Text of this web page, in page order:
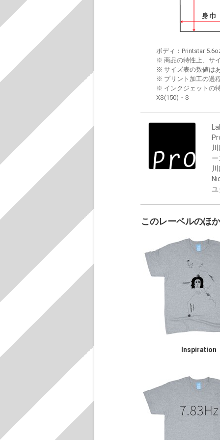
ボディ：Printstar
※ 商品の特性上、サ
※ サイズ表の数値は
※ プリント加工の過
※ インクジェットの
XS(150)・S
このレーベルのほ
Inspiration